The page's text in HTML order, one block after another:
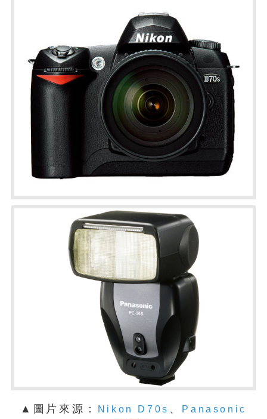
▲圖片來源： Nikon D70s 、
Panasonic